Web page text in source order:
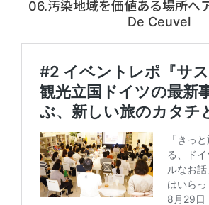
06.汚染地域を価値ある場所へ
De Ceuvel